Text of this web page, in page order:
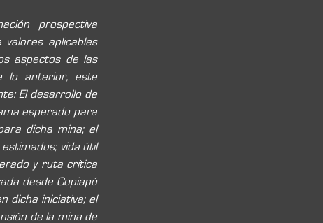
prospectiva
aplicables
aspectos de las
lo anterior, este
El desarrollo de
esperado para
dicha mina; el
vida útil
y ruta crítica
desde Copiapó
dicha iniciativa; el
de la mina de